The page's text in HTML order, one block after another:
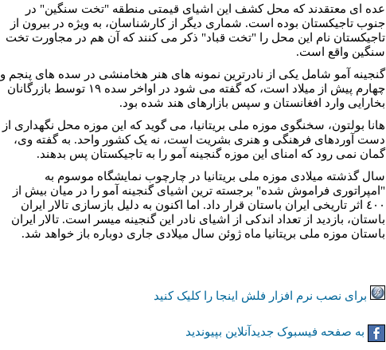
عده ای معتقدند که محل کشف اين اشيای قيمتی منطقه "تخت سنگين" در
جنوب تاجيکستان بوده است. شماری ديگر از کارشناسان، به ويژه در بيرون از
تاجيکستان نام اين محل را "تخت قباد" ذکر می کنند که آن هم در مجاورت تخت
سنگين واقع است.
گنجينه آمو شامل يکی از نادرترين نمونه های هنر هخامنشی در سده های پنجم و
چهارم پيش از ميلاد است، که گفته می شود در اواخر سده ١٩ توسط بازرگانان
بخارايی وارد افغانستان و سپس بازارهای هند شده بود.
هانا بولتون، سخنگوی موزه ملی بريتانيا، می گويد که اين موزه محل نگهداری از
دست آوردهای فرهنگی و هنری بشريت است، نه يک کشور واحد. به گفته وی،
گمان نمی رود که امنای اين موزه گنجينه آمو را به تاجيکستان پس بدهند.
سال گذشته ميلادی موزه ملی بريتانيا در چارچوب نمايشگاه موسوم به
"امپراتوری فراموش شده" برجسته ترين اشيای گنجينه آمو را در ميان بيش از
٤٠٠ اثر تاريخی ايران باستان قرار داد. اما اکنون به دليل بازسازی تالار ايران
باستان، بازديد از تعداد اندکی از اشيای نادر اين گنجينه ميسر است. تالار ايران
باستان موزه ملی بريتانيا ماه ژوئن سال ميلادی جاری دوباره باز خواهد شد.
برای نصب نرم افزار فلش اینجا را کلیک کنید
به صفحه فیسبوک جدیدآنلاین بپیوندید